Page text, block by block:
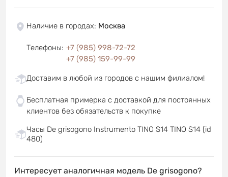
Наличие в городах: Москва
Телефоны: +7 (985) 998-72-72
+7 (985) 159-99-99
Доставим в любой из городов с нашим филиалом!
Бесплатная примерка с доставкой для постоянных
клиентов без обязательств к покупке
Часы De grisogono Instrumento TINO S14 TINO S14 (id
480)
Интересует аналогичная модель De grisogono?